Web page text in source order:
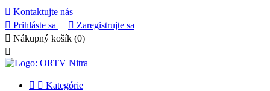
 Kontaktujte nás
 Prihláste sa  Zaregistrujte sa
 Nákupný košík (0)

  Kategórie